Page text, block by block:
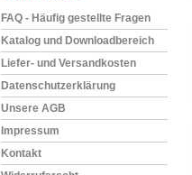
FAQ - Häufig gestellte Fragen
Katalog und Downloadbereich
Liefer- und Versandkosten
Datenschutzerklärung
Unsere AGB
Impressum
Kontakt